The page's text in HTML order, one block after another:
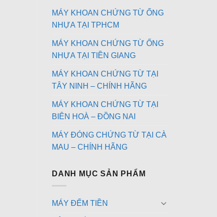
MÁY KHOAN CHỨNG TỪ ỐNG
NHỰA TẠI TPHCM
MÁY KHOAN CHỨNG TỪ ỐNG
NHỰA TẠI TIỀN GIANG
MÁY KHOAN CHỨNG TỪ TẠI
TÂY NINH – CHÍNH HÃNG
MÁY KHOAN CHỨNG TỪ TẠI
BIÊN HOÀ – ĐỒNG NAI
MÁY ĐÓNG CHỨNG TỪ TẠI CÀ
MAU – CHÍNH HÃNG
DANH MỤC SẢN PHẨM
MÁY ĐẾM TIỀN